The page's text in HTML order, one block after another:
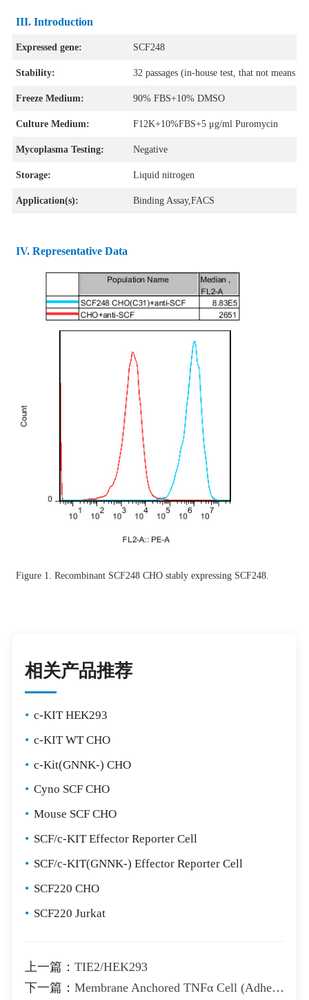
III. Introduction
Expressed gene: SCF248
Stability: 32 passages (in-house test, that not means
Freeze Medium: 90% FBS+10% DMSO
Culture Medium: F12K+10%FBS+5 μg/ml Puromycin
Mycoplasma Testing: Negative
Storage: Liquid nitrogen
Application(s): Binding Assay,FACS
IV. Representative Data
Figure 1. Recombinant SCF248 CHOstably expressing SCF248.
相关产品推荐
• c-KIT HEK293
• c-KIT WT CHO
• c-Kit(GNNK-) CHO
• Cyno SCF CHO
• Mouse SCF CHO
• SCF/c-KIT Effector Reporter Cell
• SCF/c-KIT(GNNK-) Effector Reporter Cell
• SCF220 CHO
• SCF220 Jurkat
上一篇： TIE2/HEK293
下一篇： Membrane Anchored TNFα Cell (Adherent)